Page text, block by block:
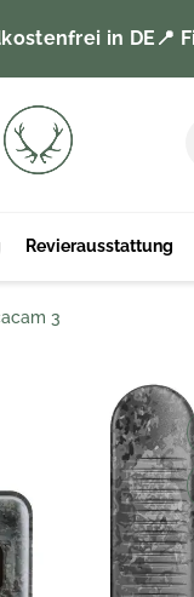
in DE 📍
Revierausstattung
3